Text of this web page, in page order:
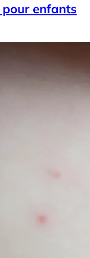
pour enfants